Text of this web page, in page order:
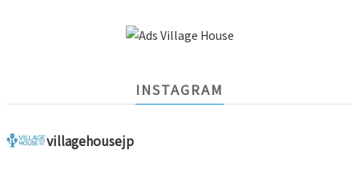
INSTAGRAM
villagehousejp